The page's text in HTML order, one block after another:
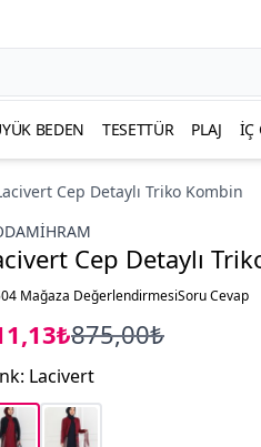
BEDEN TESETTÜR PLAJ İÇ
Cep Detaylı Triko Kombin
Cep Detaylı
Mağaza DeğerlendirmesiSoru Cevap
875,00₺
: Lacivert